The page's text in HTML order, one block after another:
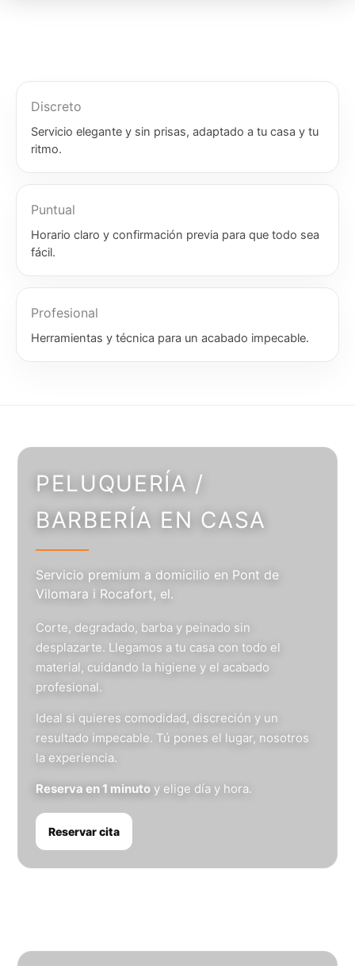
Discreto
Servicio elegante y sin prisas, adaptado a tu casa y tu
ritmo.
Puntual
Horario claro y confirmación previa para que todo sea
fácil.
Profesional
Herramientas y técnica para un acabado impecable.
PELUQUERÍA /
BARBERÍA EN CASA
Servicio premium a domicilio en Pont de
Vilomara i Rocafort, el.
Corte, degradado, barba y peinado sin
desplazarte. Llegamos a tu casa con todo el
material, cuidando la higiene y el acabado
profesional.
Ideal si quieres comodidad, discreción y un
resultado impecable. Tú pones el lugar, nosotros
la experiencia.
Reserva en 1 minuto y elige día y hora.
Reservar cita